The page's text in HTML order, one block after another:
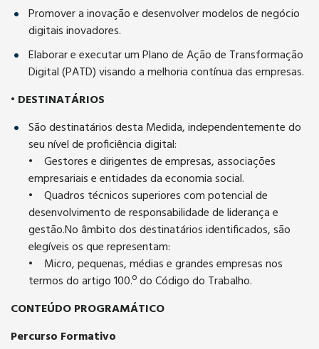
Promover a inovação e desenvolver modelos de negócio
digitais inovadores.
Elaborar e executar um Plano de Ação de Transformação
Digital (PATD) visando a melhoria contínua das empresas.
• DESTINATÁRIOS
São destinatários desta Medida, independentemente do
seu nível de proficiência digital:
• Gestores e dirigentes de empresas, associações
empresariais e entidades da economia social.
• Quadros técnicos superiores com potencial de
desenvolvimento de responsabilidade de liderança e
gestão.No âmbito dos destinatários identificados, são
elegíveis os que representam:
• Micro, pequenas, médias e grandes empresas nos
termos do artigo 100.º do Código do Trabalho.
CONTEÚDO PROGRAMÁTICO
Percurso Formativo